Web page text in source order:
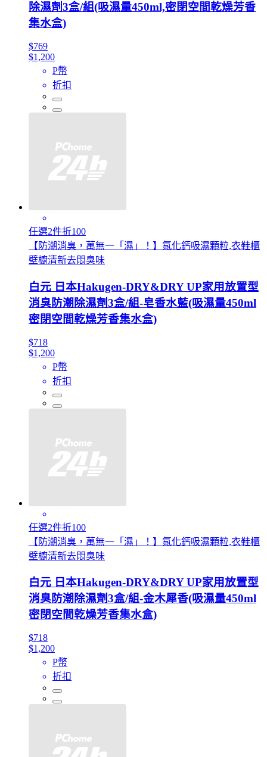
除濕劑3盒/組(吸濕量450ml,密閉空間乾燥芳香
集水盒)
$769
$1,200
P幣
折扣
任選2件折100
【防潮消臭，萬無一「濕」！】氯化鈣吸濕顆粒,衣鞋櫃
壁櫥清新去悶臭味
白元 日本Hakugen-DRY&DRY UP家用放置型
消臭防潮除濕劑3盒/組-皂香水藍(吸濕量450ml
密閉空間乾燥芳香集水盒)
$718
$1,200
P幣
折扣
任選2件折100
【防潮消臭，萬無一「濕」！】氯化鈣吸濕顆粒,衣鞋櫃
壁櫥清新去悶臭味
白元 日本Hakugen-DRY&DRY UP家用放置型
消臭防潮除濕劑3盒/組-金木犀香(吸濕量450ml
密閉空間乾燥芳香集水盒)
$718
$1,200
P幣
折扣